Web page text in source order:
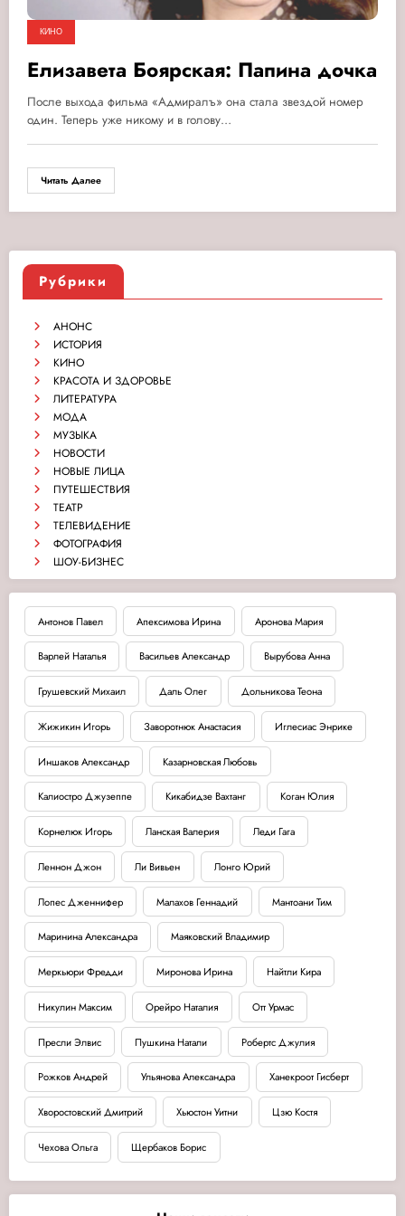
КИНО
Елизавета Боярская: Папина дочка
После выхода фильма «Адмиралъ» она стала звездой номер
один. Теперь уже никому и в голову…
Читать Далее
Рубрики
АНОНС
ИСТОРИЯ
КИНО
КРАСОТА И ЗДОРОВЬЕ
ЛИТЕРАТУРА
МОДА
МУЗЫКА
НОВОСТИ
НОВЫЕ ЛИЦА
ПУТЕШЕСТВИЯ
ТЕАТР
ТЕЛЕВИДЕНИЕ
ФОТОГРАФИЯ
ШОУ-БИЗНЕС
Антонов Павел Апексимова Ирина Аронова Мария
Варлей Наталья Васильев Александр Вырубова Анна
Грушевский Михаил Даль Олег Дольникова Теона
Жижикин Игорь Заворотнюк Анастасия Иглесиас Энрике
Иншаков Александр Казарновская Любовь
Калиостро Джузеппе Кикабидзе Вахтанг Коган Юлия
Корнелюк Игорь Ланская Валерия Леди Гага
Леннон Джон Ли Вивьен Лонго Юрий
Лопес Дженнифер Малахов Геннадий Мантоани Тим
Маринина Александра Маяковский Владимир
Меркьюри Фредди Миронова Ирина Найтли Кира
Никулин Максим Орейро Наталия Отт Урмас
Пресли Элвис Пушкина Натали Робертс Джулия
Рожков Андрей Ульянова Александра Ханекроот Гисберт
Хворостовский Дмитрий Хьюстон Уитни Цзю Костя
Чехова Ольга Щербаков Борис